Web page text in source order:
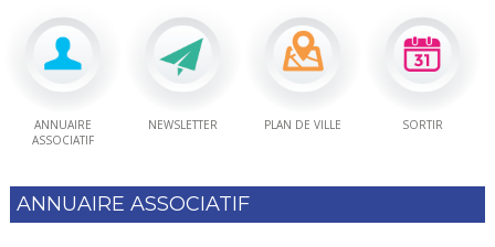
ANNUAIRE
ASSOCIATIF
NEWSLETTER PLAN DE VILLE SORTIR
ANNUAIRE ASSOCIATIF